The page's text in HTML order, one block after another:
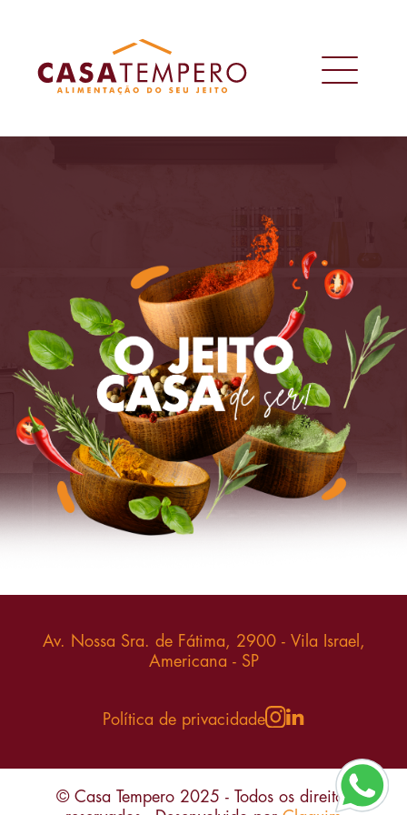
Diferenciais
Av. Nossa Sra. de Fátima, 2900 - Vila Israel,
Americana - SP
Política de privacidade
© Casa Tempero 2025 - Todos os direitos